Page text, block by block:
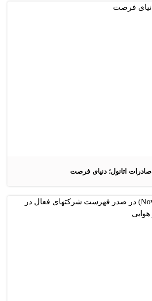
صادرات اتانول؛ دنیای فرصت